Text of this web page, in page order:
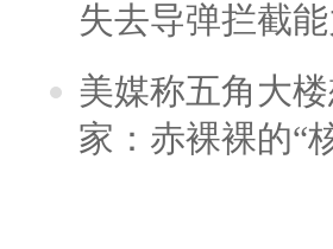
失去导弹拦截能
美媒称五角大
家：赤裸裸的“